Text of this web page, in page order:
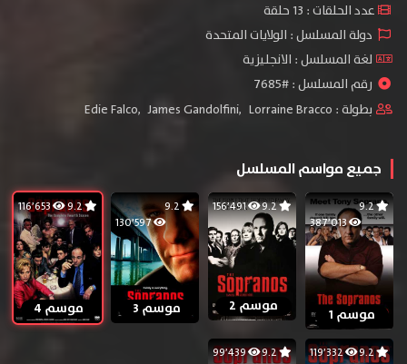
عدد الحلقات : 13 حلقة
دولة المسلسل : الولايات المتحدة
لغة المسلسل : الانجليزية
رقم المسلسل : #7685
بطولة :
Edie Falco, James Gandolfini, Lorraine Bracco
جميع مواسم المسلسل
9.2
387٬013
موسم 1
9.2 156٬491
موسم 2
9.2
130٬597
موسم 3
9.2 116٬653
موسم 4
9.2 119٬332 9.2 99٬439